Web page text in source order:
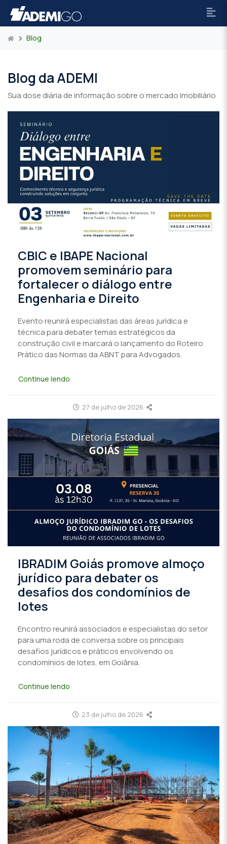
Blog
Blog da ADEMI
Sua dose diária de informação sobre o mercado imobiliário
CBIC e IBAPE Nacional
promovem seminário para
fortalecer o diálogo entre
Engenharia e Direito
Evento reunirá especialistas das áreas jurídica e
técnica para debater temas estratégicos da
construção civil e marcará o lançamento do Roteiro
Prático das Normas da ABNT para Advogados.
Continue lendo
27 de julho de 2026
IBRADIM Goiás promove almoço
jurídico para debater os
desafios dos condomínios de
lotes
Encontro reunirá associados e especialistas do setor
para uma roda de conversa sobre os principais
desafios jurídicos e práticos envolvendo os
condomínios de lotes, em Goiânia.
Continue lendo
23 de julho de 2026